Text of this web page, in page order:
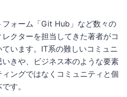
ォーム「Git Hub」など数々の
クターを担当してきた著者がコ
います。IT系の難しいコミュニ
きや、ビジネス本のような要素
ングではなくコミュニティと個
す。